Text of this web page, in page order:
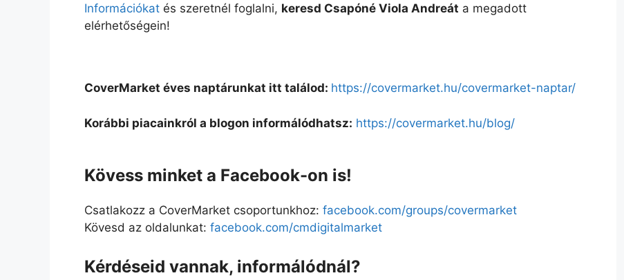
Információkat és szeretnél foglalni, keresd Csapóné Viola Andreát a megadott
elérhetőségein!
CoverMarket éves naptárunkat itt találod: https://covermarket.hu/covermarket-naptar/
Korábbi piacainkról a blogon informálódhatsz: https://covermarket.hu/blog/
Kövess minket a Facebook-on is!
Csatlakozz a CoverMarket csoportunkhoz: facebook.com/groups/covermarket
Kövesd az oldalunkat: facebook.com/cmdigitalmarket
Kérdéseid vannak, informálódnál?